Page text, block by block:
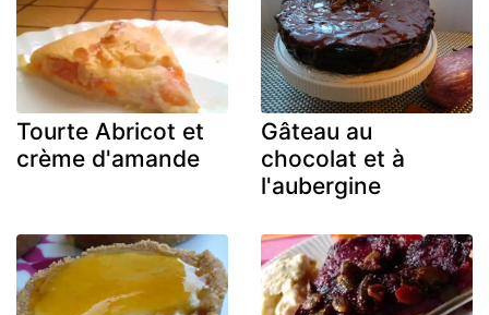
Tourte Abricot et
crème d'amande
Gâteau au
chocolat et à
l'aubergine